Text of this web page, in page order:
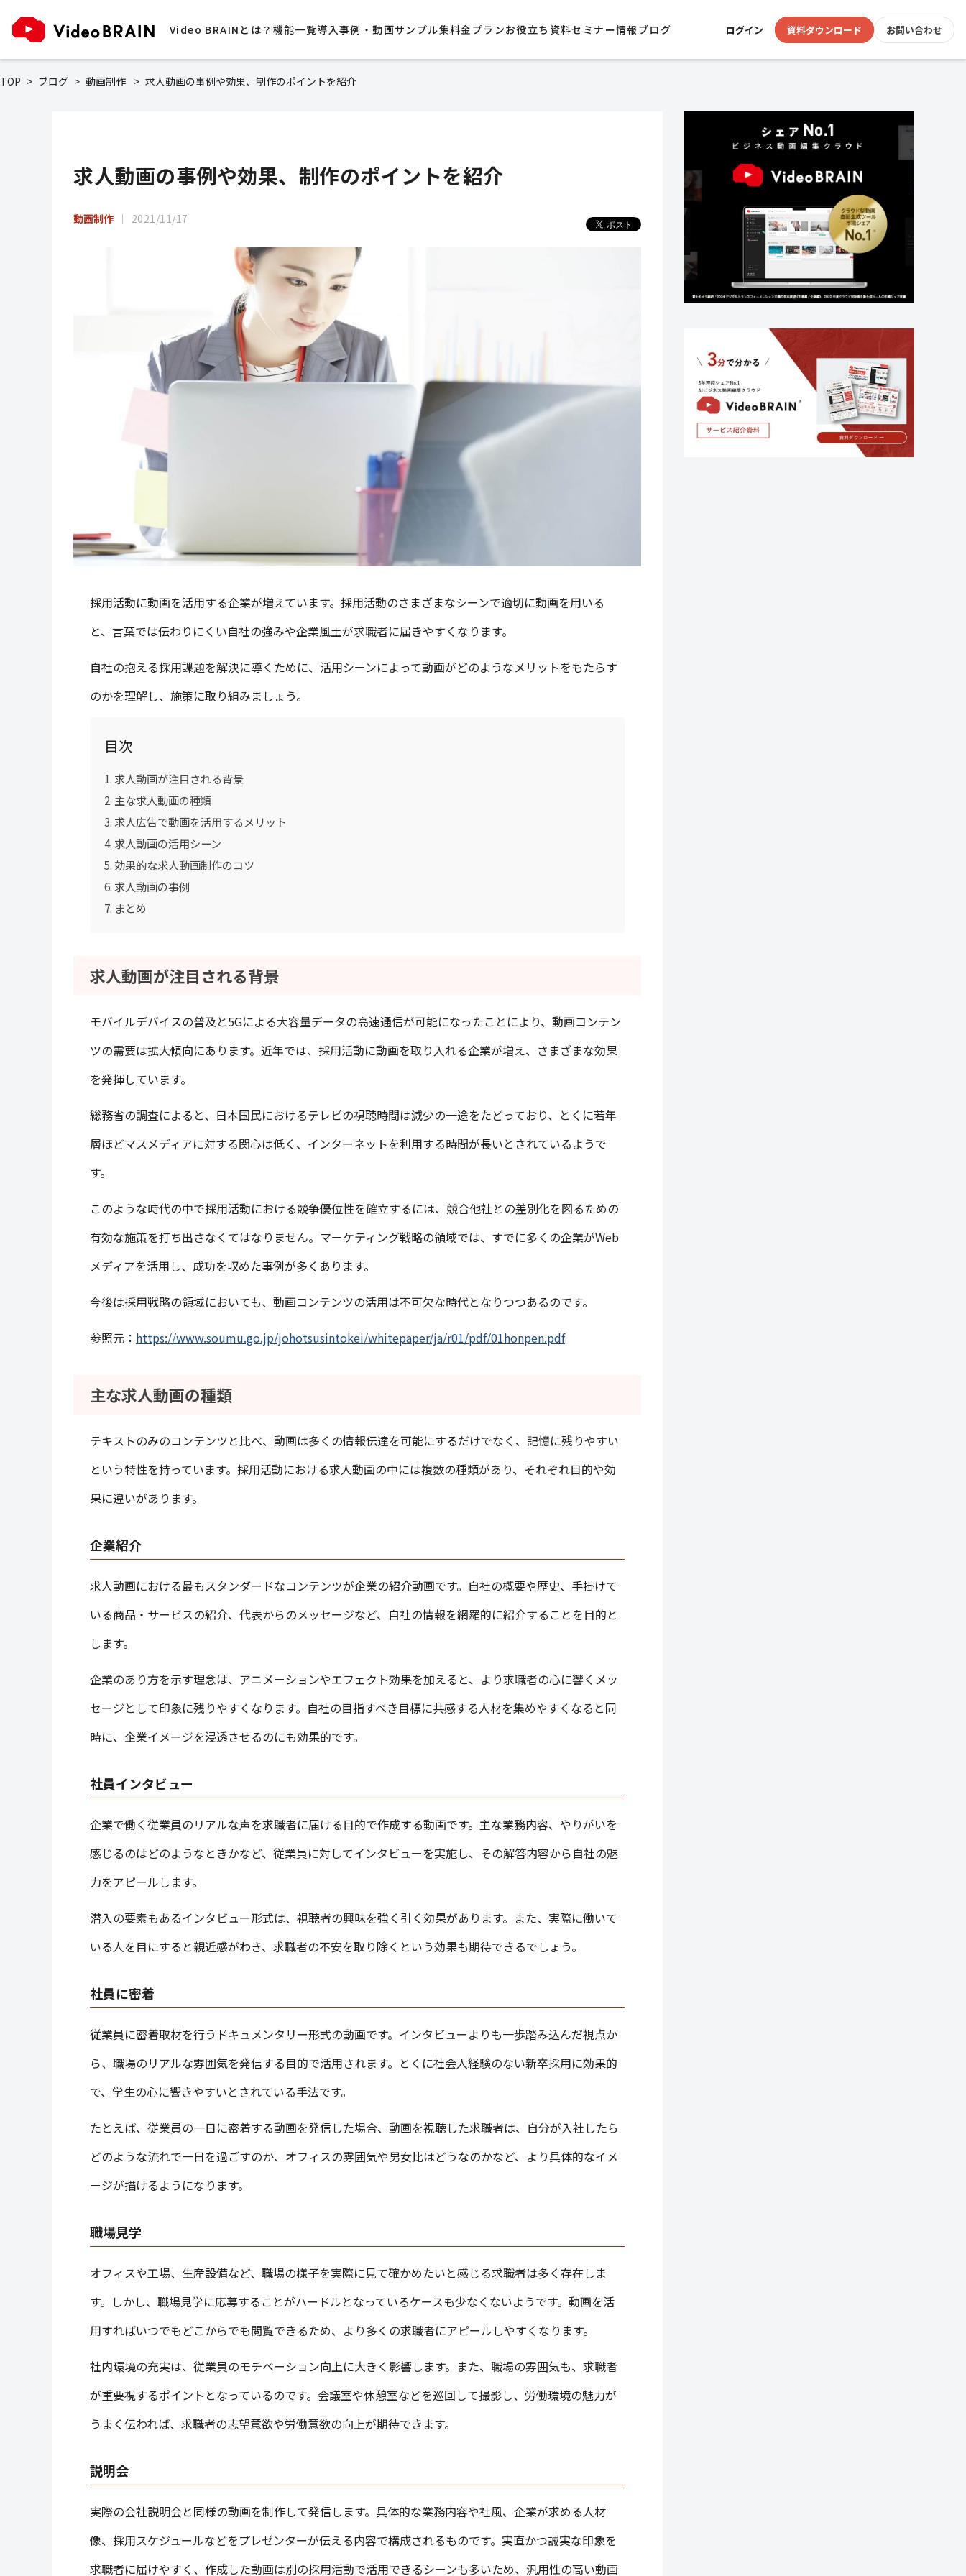
Video BRAINとは？ 機能一覧導入事例・動画サンプル集​料金プランお役立ち資料セミナー情報 ブログ ログイン 資料ダウンロード お問い合わせ
TOP ブログ 動画制作 求人動画の事例や効果、制作のポイントを紹介
求人動画の事例や効果、制作のポイントを紹介
動画制作 2021/11/17
採用活動に動画を活用する企業が増えています。採用活動のさまざまなシーンで適切に動画を用いる
と、言葉では伝わりにくい自社の強みや企業風土が求職者に届きやすくなります。
自社の抱える採用課題を解決に導くために、活用シーンによって動画がどのようなメリットをもたらす
のかを理解し、施策に取り組みましょう。
目次
求人動画が注目される背景
主な求人動画の種類
求人広告で動画を活用するメリット
求人動画の活用シーン
効果的な求人動画制作のコツ
求人動画の事例
まとめ
求人動画が注目される背景
モバイルデバイスの普及と5Gによる大容量データの高速通信が可能になったことにより、動画コンテン
ツの需要は拡大傾向にあります。近年では、採用活動に動画を取り入れる企業が増え、さまざまな効果
を発揮しています。
総務省の調査によると、日本国民におけるテレビの視聴時間は減少の一途をたどっており、とくに若年
層ほどマスメディアに対する関心は低く、インターネットを利用する時間が長いとされているようで
す。
このような時代の中で採用活動における競争優位性を確立するには、競合他社との差別化を図るための
有効な施策を打ち出さなくてはなりません。マーケティング戦略の領域では、すでに多くの企業がWeb
メディアを活用し、成功を収めた事例が多くあります。
今後は採用戦略の領域においても、動画コンテンツの活用は不可欠な時代となりつつあるのです。
参照元： https://www.soumu.go.jp/johotsusintokei/whitepaper/ja/r01/pdf/01honpen.pdf
主な求人動画の種類
テキストのみのコンテンツと比べ、動画は多くの情報伝達を可能にするだけでなく、記憶に残りやすい
という特性を持っています。採用活動における求人動画の中には複数の種類があり、それぞれ目的や効
果に違いがあります。
企業紹介
求人動画における最もスタンダードなコンテンツが企業の紹介動画です。自社の概要や歴史、手掛けて
いる商品・サービスの紹介、代表からのメッセージなど、自社の情報を網羅的に紹介することを目的と
します。
企業のあり方を示す理念は、アニメーションやエフェクト効果を加えると、より求職者の心に響くメッ
セージとして印象に残りやすくなります。自社の目指すべき目標に共感する人材を集めやすくなると同
時に、企業イメージを浸透させるのにも効果的です。
社員インタビュー
企業で働く従業員のリアルな声を求職者に届ける目的で作成する動画です。主な業務内容、やりがいを
感じるのはどのようなときかなど、従業員に対してインタビューを実施し、その解答内容から自社の魅
力をアピールします。
潜入の要素もあるインタビュー形式は、視聴者の興味を強く引く効果があります。また、実際に働いて
いる人を目にすると親近感がわき、求職者の不安を取り除くという効果も期待できるでしょう。
社員に密着
従業員に密着取材を行うドキュメンタリー形式の動画です。インタビューよりも一歩踏み込んだ視点か
ら、職場のリアルな雰囲気を発信する目的で活用されます。とくに社会人経験のない新卒採用に効果的
で、学生の心に響きやすいとされている手法です。
たとえば、従業員の一日に密着する動画を発信した場合、動画を視聴した求職者は、自分が入社したら
どのような流れで一日を過ごすのか、オフィスの雰囲気や男女比はどうなのかなど、より具体的なイメ
ージが描けるようになります。
職場見学
オフィスや工場、生産設備など、職場の様子を実際に見て確かめたいと感じる求職者は多く存在しま
す。しかし、職場見学に応募することがハードルとなっているケースも少なくないようです。動画を活
用すればいつでもどこからでも閲覧できるため、より多くの求職者にアピールしやすくなります。
社内環境の充実は、従業員のモチベーション向上に大きく影響します。また、職場の雰囲気も、求職者
が重要視するポイントとなっているのです。会議室や休憩室などを巡回して撮影し、労働環境の魅力が
うまく伝われば、求職者の志望意欲や労働意欲の向上が期待できます。
説明会
実際の会社説明会と同様の動画を制作して発信します。具体的な業務内容や社風、企業が求める人材
像、採用スケジュールなどをプレゼンターが伝える内容で構成されるものです。実直かつ誠実な印象を
求職者に届けやすく、作成した動画は別の採用活動で活用できるシーンも多いため、汎用性の高い動画